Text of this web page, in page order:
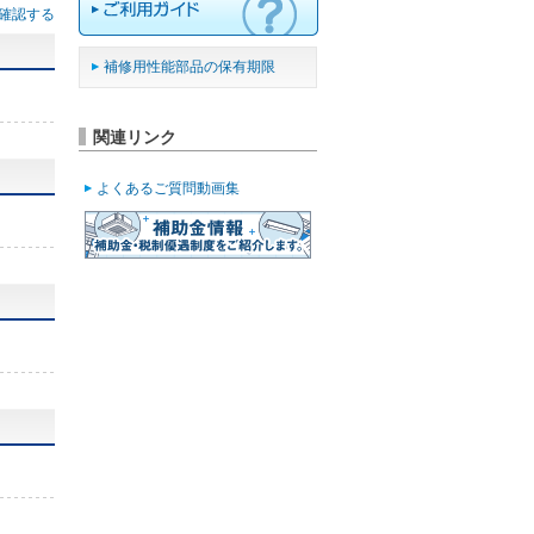
認する
補修用性能部品の保有期限
関連リンク
よくあるご質問動画集